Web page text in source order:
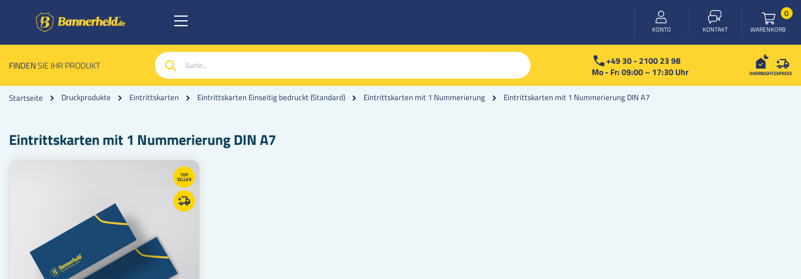
KONTO KONTAKT WARENKORB
0
FINDENSIE IHR PRODUKT
Suche
+49 30 - 2100 23 98
Mo - Fr: 09:00 – 17:30 Uhr
Startseite Druckprodukte Eintrittskarten Eintrittskarten Einseitig bedruckt (Standard) Eintrittskarten mit 1 Nummerierung Eintrittskarten mit 1 Nummerierung DIN A7
Eintrittskarten mit 1 Nummerierung DIN A7